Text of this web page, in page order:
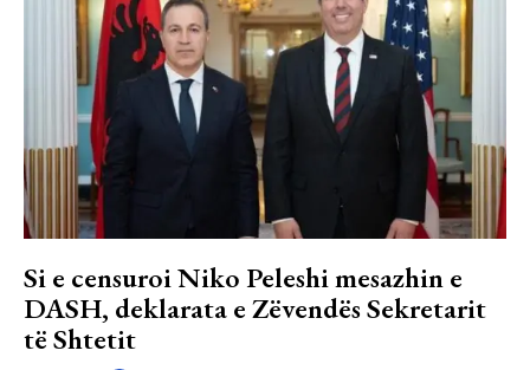
Si e censuroi Niko Peleshi mesazhin e
DASH, deklarata e Zëvendës Sekretarit
të Shtetit